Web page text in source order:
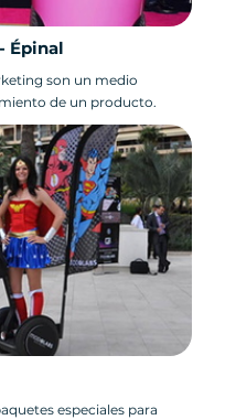
Épinal
son un medio
de un producto.
especiales para